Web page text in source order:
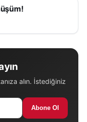
alın. İstediğiniz
Abone Ol